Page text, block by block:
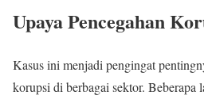
Upaya Pencegahan
Kasus ini menjadi pengingat
korupsi di berbagai sektor. Beberapa